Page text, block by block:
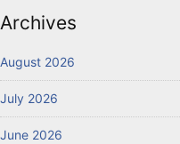
Archives
August 2026
July 2026
June 2026